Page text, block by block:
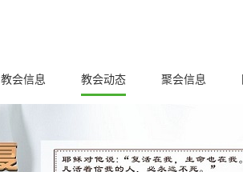
教会信息 教会动态 聚会信息